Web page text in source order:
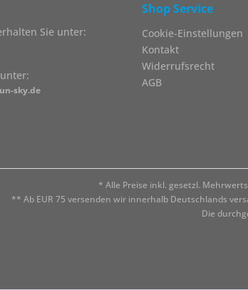
Sie unter:
sky.de
Shop Service
Cookie-Einstellungen
Kontakt
Widerrufsrecht
AGB
* Alle Preise inkl. gesetzl.
** Ab EUR 75 versenden wir innerhalb Deutschlands
Die